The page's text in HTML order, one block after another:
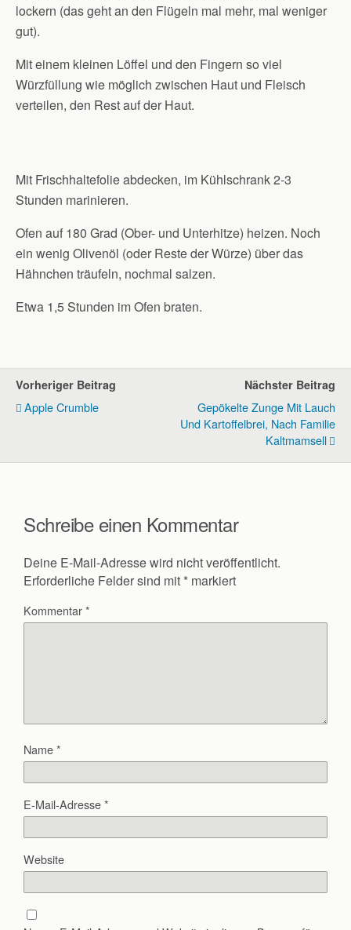
lockern (das geht an den Flügeln mal mehr, mal weniger
gut).
Mit einem kleinen Löffel und den Fingern so viel
Würzfüllung wie möglich zwischen Haut und Fleisch
verteilen, den Rest auf der Haut.
Mit Frischhaltefolie abdecken, im Kühlschrank 2-3
Stunden marinieren.
Ofen auf 180 Grad (Ober- und Unterhitze) heizen. Noch
ein wenig Olivenöl (oder Reste der Würze) über das
Hähnchen träufeln, nochmal salzen.
Etwa 1,5 Stunden im Ofen braten.
Vorheriger Beitrag
Apple Crumble
Nächster Beitrag
Gepökelte Zunge Mit Lauch
Und Kartoffelbrei, Nach Familie
Kaltmamsell
Schreibe einen Kommentar
Deine E-Mail-Adresse wird nicht veröffentlicht.
Erforderliche Felder sind mit * markiert
Kommentar*
Name*
E-Mail-Adresse*
Website